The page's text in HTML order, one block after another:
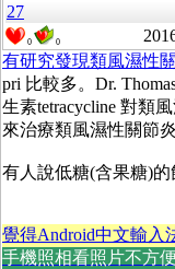
27
0 0
有研究發現類風濕性
pri 比較多。Dr.
生素tetracycline 對類
來治療類風濕性關節
有人說低糖(含果糖)的
覺得Android中文輸入
手機照相看照片不方